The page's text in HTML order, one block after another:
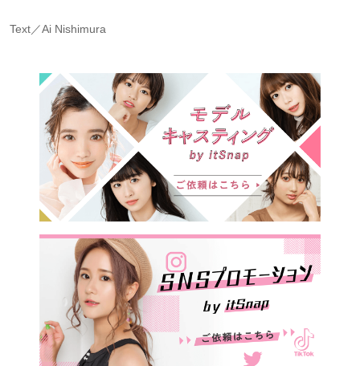
Text／Ai Nishimura